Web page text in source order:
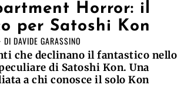
Horror: il
per Satoshi Kon
DI DAVIDE GARASSINO
che declinano il fantastico nello
di Satoshi Kon. Una
a chi conosce il solo Kon